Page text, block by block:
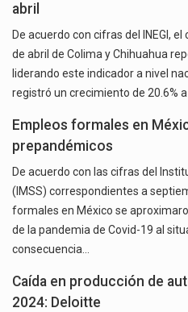
abril
De acuerdo con cifras del INEGI,
de abril de Colima y Chihuahua
liderando este indicador a nivel
registró un crecimiento de 20.6%
Empleos formales en
prepandémicos
De acuerdo con las cifras del
(IMSS) correspondientes a
formales en México se
de la pandemia de Covid-19 al
consecuencia…
Caída en producción de
2024: Deloitte